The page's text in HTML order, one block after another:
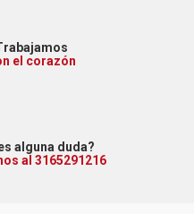
el corazón
alguna duda?
al 3165291216